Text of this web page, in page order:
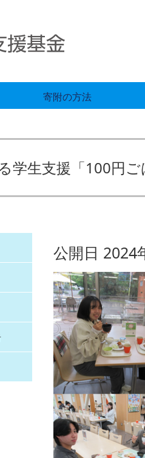
寄附の方法
学生支援「100円
公開日 2024